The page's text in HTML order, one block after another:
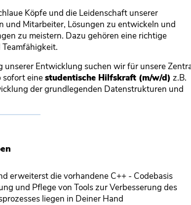
Köpfe und die Leidenschaft unserer
und Mitarbeiter, Lösungen zu entwickeln und
zu meistern. Dazu gehören eine richtige
unserer Entwicklung suchen wir für unsere
sofort einestudentische Hilfskraft (m/w/d) z.B.
der grundlegenden Datenstrukturen und
erweiterst die vorhandene C++ - Codebasis
und Pflege von Tools zur Verbesserung des
liegen in Deiner Hand